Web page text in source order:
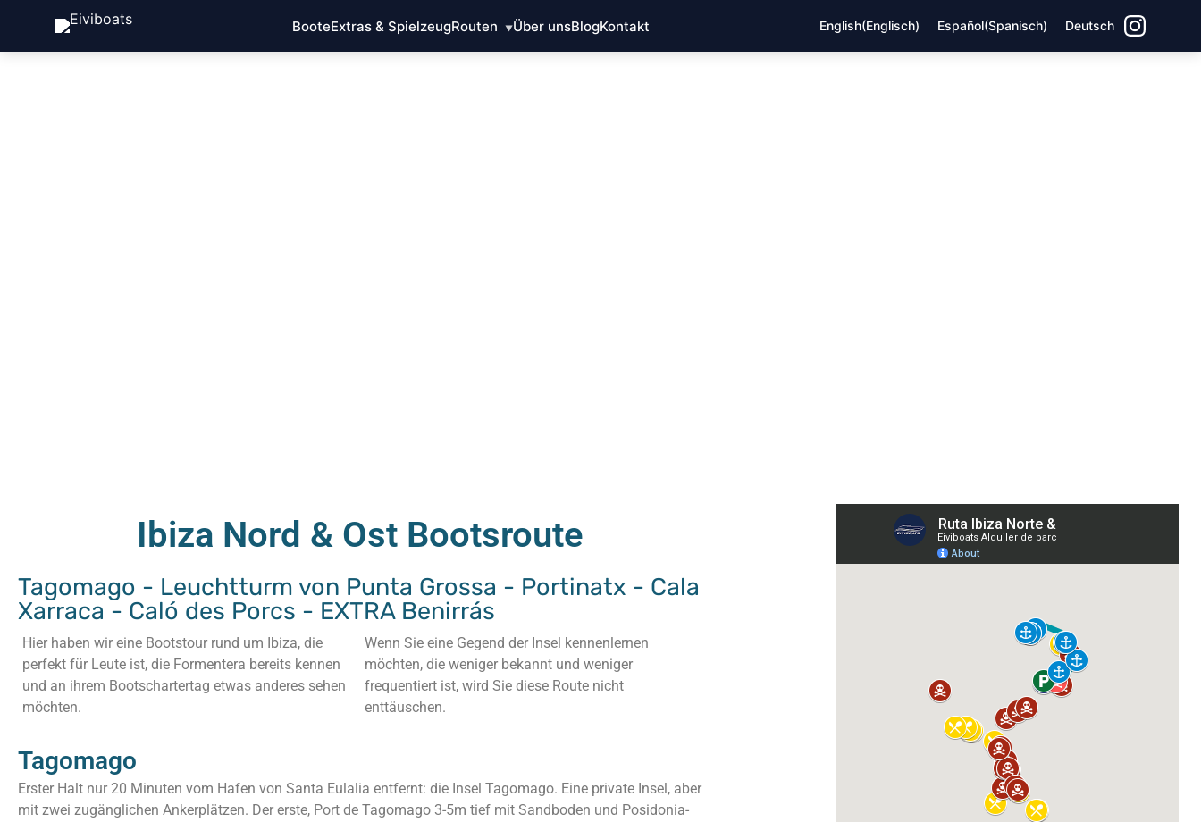
BooteExtras & SpielzeugRouten ▼Über unsBlogKontakt English(Englisch) Español(Spanisch) Deutsch
Ibiza Nord & Ost Bootsroute
Tagomago - Leuchtturm von Punta Grossa - Portinatx - Cala
Xarraca - Caló des Porcs - EXTRA Benirrás
Hier haben wir eine Bootstour rund um Ibiza, die
perfekt für Leute ist, die Formentera bereits kennen
und an ihrem Bootschartertag etwas anderes sehen
möchten.
Wenn Sie eine Gegend der Insel kennenlernen
möchten, die weniger bekannt und weniger
frequentiert ist, wird Sie diese Route nicht
enttäuschen.
Tagomago
Erster Halt nur 20 Minuten vom Hafen von Santa Eulalia entfernt: die Insel Tagomago. Eine private Insel, aber
mit zwei zugänglichen Ankerplätzen. Der erste, Port de Tagomago 3-5m tief mit Sandboden und Posidonia-